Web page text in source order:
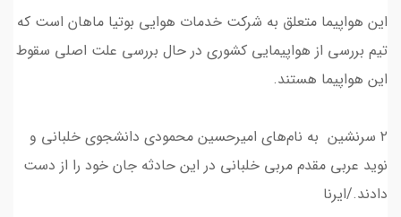
این هواپیما متعلق به شرکت خدمات هوایی بوتیا ماهان است که
تیم بررسی از هواپیمایی کشوری در حال بررسی علت اصلی سقوط
این هواپیما هستند.
۲ سرنشین به نام‌های امیرحسین محمودی دانشجوی خلبانی و
نوید عربی مقدم مربی خلبانی در این حادثه جان خود را از دست
دادند./ایرنا